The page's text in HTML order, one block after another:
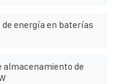
energía en baterías
almacenamiento de